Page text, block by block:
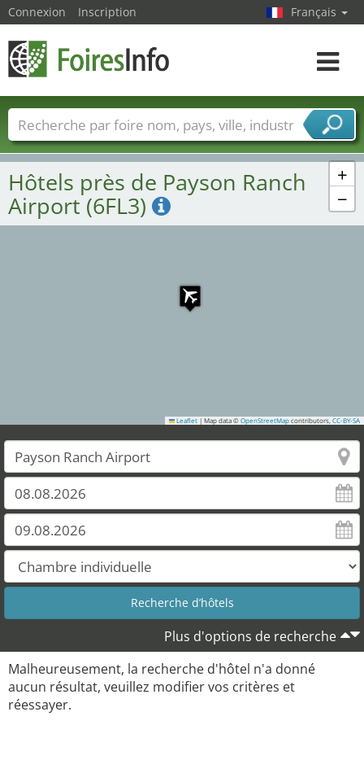
+
−
Leaflet | Map data © OpenStreetMap contributors, CC-BY-SA
Hôtels près de Payson Ranch
Airport (6FL3)
Plus d'options de recherche
Malheureusement, la recherche d'hôtel n'a donné
aucun résultat, veuillez modifier vos critères et
réessayer.
Connexion Inscription Français
Toggle
Foire noms Pays Villes
Secteurs de foire
Secteurs du fournisseur de services